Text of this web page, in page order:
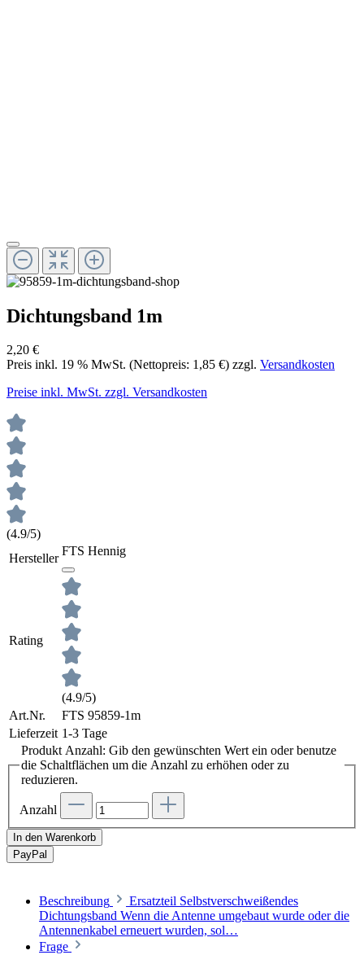
Dichtungsband 1m
2,20 €
Preis inkl. 19 % MwSt. (Nettopreis: 1,85 €) zzgl. Versandkosten
Preise inkl. MwSt. zzgl. Versandkosten
(4.9/5)
Hersteller
FTS Hennig
Rating
(4.9/5)
Art.Nr.
FTS 95859-1m
Lieferzeit 1-3 Tage
Produkt Anzahl: Gib den gewünschten Wert ein oder benutze
die Schaltflächen um die Anzahl zu erhöhen oder zu
reduzieren.
Anzahl
In den Warenkorb
PayPal
Beschreibung
Ersatzteil Selbstverschweißendes
Dichtungsband Wenn die Antenne umgebaut wurde oder die
Antennenkabel erneuert wurden, sol…
Frage